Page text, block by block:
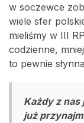
w soczewce
wiele sfer
mieliśmy w III
codzienne,
to pewnie
Każdy z nas
już